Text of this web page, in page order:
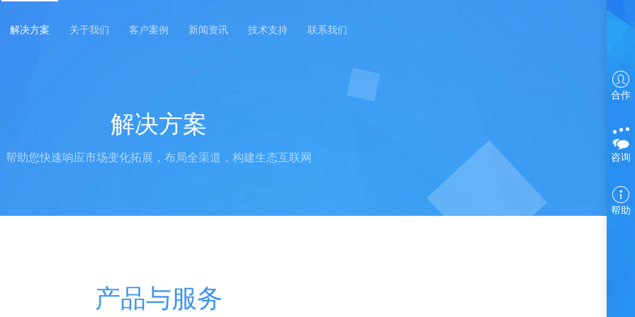
解决方案 关于我们 客户案例 新闻资讯 技术支持 联系我们
合作
咨询
帮助
解决方案
帮助您快速响应市场变化拓展，布局全渠道，构建生态互联网
产品与服务